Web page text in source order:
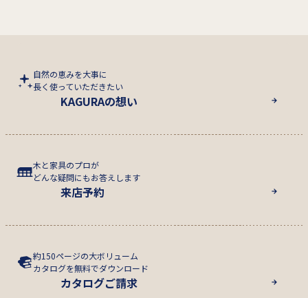
自然の恵みを大事に
長く使っていただきたい
KAGURAの想い
木と家具のプロが
どんな疑問にもお答えします
来店予約
約150ページの大ボリューム
カタログを無料でダウンロード
カタログご請求